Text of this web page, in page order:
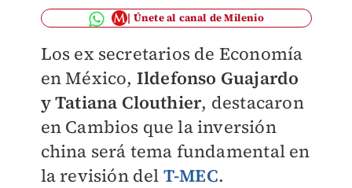
Únete al canal de Milenio
Los ex secretarios de Economía
en México, Ildefonso Guajardo
y Tatiana Clouthier, destacaron
en Cambios que la inversión
china será tema fundamental en
la revisión del T-MEC.